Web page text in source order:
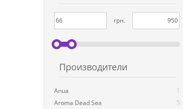
грн.
Производители
Anua
1
Aroma Dead Sea
5